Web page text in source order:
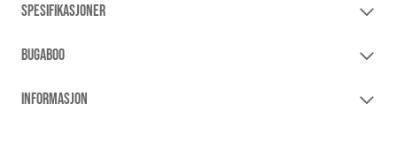
SPESIFIKASJONER
BUGABOO
INFORMASJON